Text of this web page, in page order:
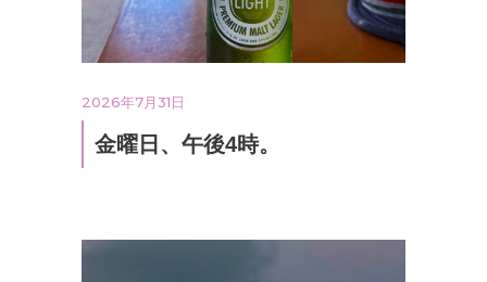
2026年7月31日
金曜日、午後4時。